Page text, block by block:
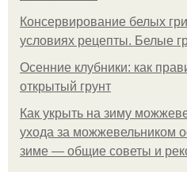
Консервирование белых
условиях рецепты. Белые
Осенние клубники: как
открытый грунт
Как укрыть на зиму
ухода за можжевельником
зиме — общие советы и